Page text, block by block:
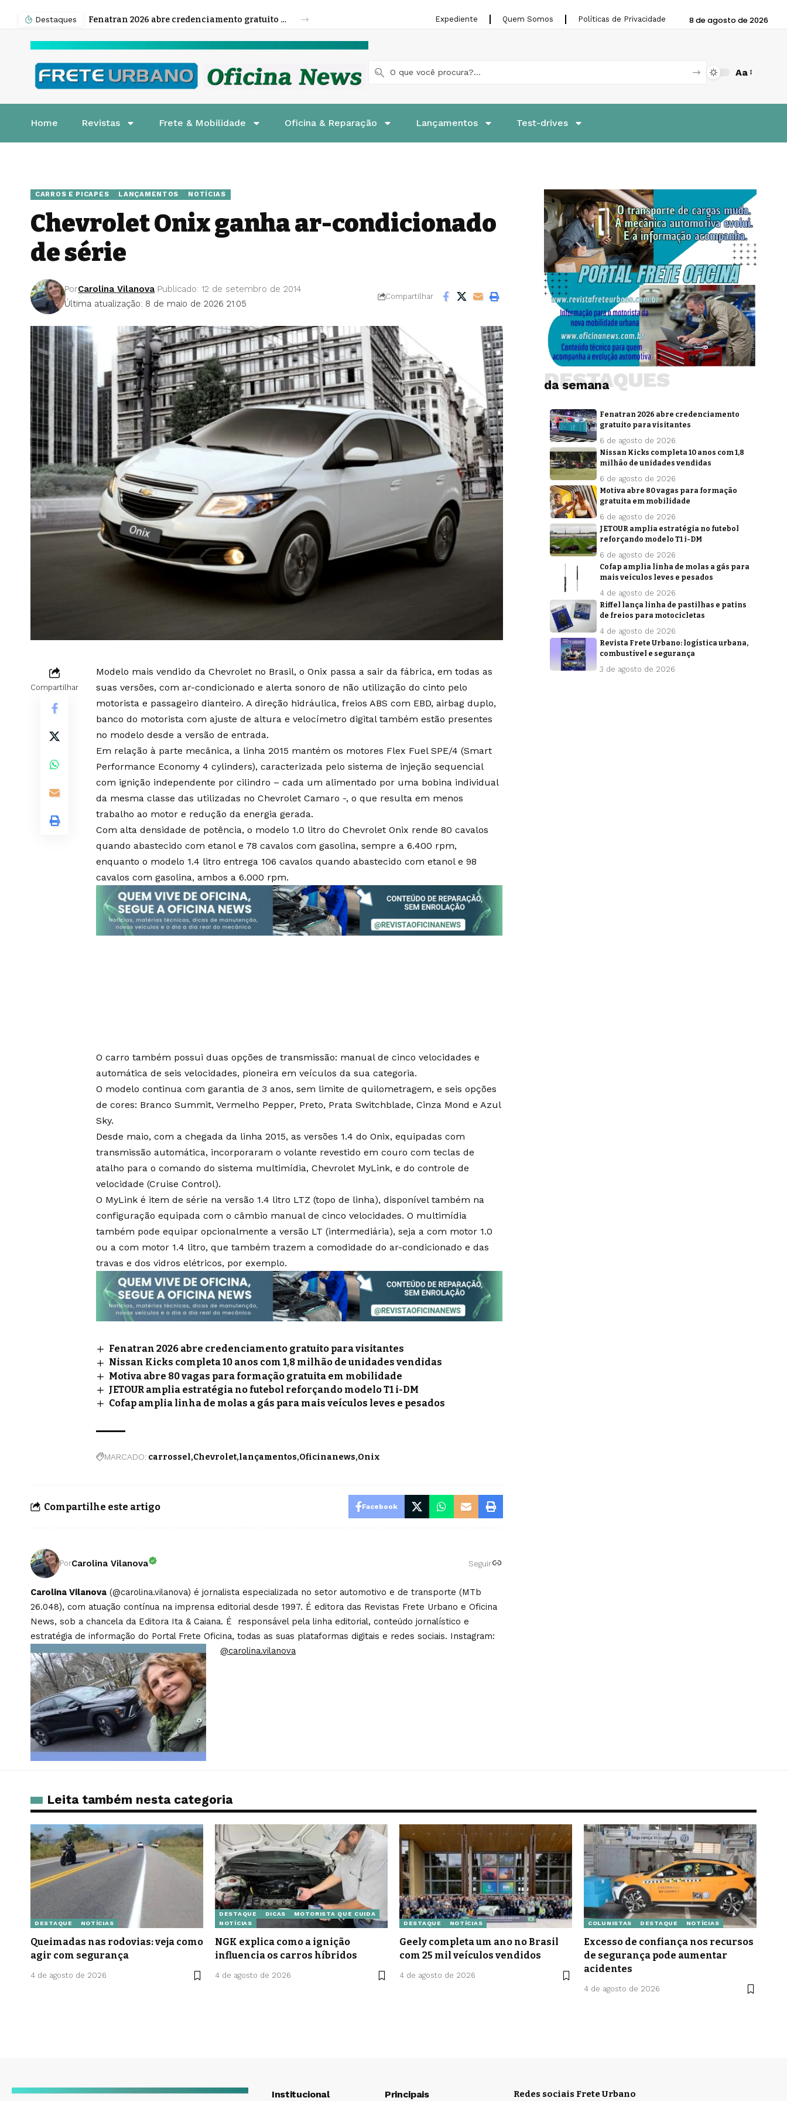
Destaques Fenatran 2026 abre credenciamento gratuito para visitantes Expediente Quem Somos Políticas de Privacidade 8 de agosto de 2026
Aa
Home Revistas Frete & Mobilidade Oficina & Reparação Lançamentos Test-drives
CARROS E PICAPES LANÇAMENTOS NOTÍCIAS
Chevrolet Onix ganha ar-condicionado
de série
Última atualização: 8 de maio de 2026 21:05
PorCarolina Vilanova Publicado: 12 de setembro de 2014
Compartilhar
Compartilhar
Modelo mais vendido da Chevrolet no Brasil, o Onix passa a sair da fábrica, em todas as
suas versões, com ar-condicionado e alerta sonoro de não utilização do cinto pelo
motorista e passageiro dianteiro. A direção hidráulica, freios ABS com EBD, airbag duplo,
banco do motorista com ajuste de altura e velocímetro digital também estão presentes
no modelo desde a versão de entrada.
Em relação à parte mecânica, a linha 2015 mantém os motores Flex Fuel SPE/4 (Smart
Performance Economy 4 cylinders), caracterizada pelo sistema de injeção sequencial
com ignição independente por cilindro – cada um alimentado por uma bobina individual
da mesma classe das utilizadas no Chevrolet Camaro -, o que resulta em menos
trabalho ao motor e redução da energia gerada.
Com alta densidade de potência, o modelo 1.0 litro do Chevrolet Onix rende 80 cavalos
quando abastecido com etanol e 78 cavalos com gasolina, sempre a 6.400 rpm,
enquanto o modelo 1.4 litro entrega 106 cavalos quando abastecido com etanol e 98
cavalos com gasolina, ambos a 6.000 rpm.
O carro também possui duas opções de transmissão: manual de cinco velocidades e
automática de seis velocidades, pioneira em veículos da sua categoria.
O modelo continua com garantia de 3 anos, sem limite de quilometragem, e seis opções
de cores: Branco Summit, Vermelho Pepper, Preto, Prata Switchblade, Cinza Mond e Azul
Sky.
Desde maio, com a chegada da linha 2015, as versões 1.4 do Onix, equipadas com
transmissão automática, incorporaram o volante revestido em couro com teclas de
atalho para o comando do sistema multimídia, Chevrolet MyLink, e do controle de
velocidade (Cruise Control).
O MyLink é item de série na versão 1.4 litro LTZ (topo de linha), disponível também na
configuração equipada com o câmbio manual de cinco velocidades. O multimídia
também pode equipar opcionalmente a versão LT (intermediária), seja a com motor 1.0
ou a com motor 1.4 litro, que também trazem a comodidade do ar-condicionado e das
travas e dos vidros elétricos, por exemplo.
Fenatran 2026 abre credenciamento gratuito para visitantes
Nissan Kicks completa 10 anos com 1,8 milhão de unidades vendidas
Motiva abre 80 vagas para formação gratuita em mobilidade
JETOUR amplia estratégia no futebol reforçando modelo T1 i-DM
Cofap amplia linha de molas a gás para mais veículos leves e pesados
MARCADO: carrossel Chevrolet lançamentos Oficinanews Onix
Compartilhe este artigo Facebook
PorCarolina Vilanova Seguir
Carolina Vilanova (@carolina.vilanova) é jornalista especializada no setor automotivo e de transporte (MTb
26.048), com atuação contínua na imprensa editorial desde 1997. É editora das Revistas Frete Urbano e Oficina
News, sob a chancela da Editora Ita & Caiana. É responsável pela linha editorial, conteúdo jornalístico e
estratégia de informação do Portal Frete Oficina, todas as suas plataformas digitais e redes sociais. Instagram:
@carolina.vilanova
da semana
DESTAQUES
Fenatran 2026 abre credenciamento
gratuito para visitantes
6 de agosto de 2026
Nissan Kicks completa 10 anos com 1,8
milhão de unidades vendidas
6 de agosto de 2026
Motiva abre 80 vagas para formação
gratuita em mobilidade
6 de agosto de 2026
JETOUR amplia estratégia no futebol
reforçando modelo T1 i-DM
6 de agosto de 2026
Cofap amplia linha de molas a gás para
mais veículos leves e pesados
4 de agosto de 2026
Riffel lança linha de pastilhas e patins
de freios para motocicletas
4 de agosto de 2026
Revista Frete Urbano: logística urbana,
combustível e segurança
3 de agosto de 2026
Leita também nesta categoria
DESTAQUE NOTÍCIAS
Queimadas nas rodovias: veja como
agir com segurança
4 de agosto de 2026
DESTAQUE DICAS
MOTORISTA QUE CUIDA
NOTÍCIAS
NGK explica como a ignição
influencia os carros híbridos
4 de agosto de 2026
DESTAQUE NOTÍCIAS
Geely completa um ano no Brasil
com 25 mil veículos vendidos
4 de agosto de 2026
COLUNISTAS DESTAQUE NOTÍCIAS
Excesso de confiança nos recursos
de segurança pode aumentar
acidentes
4 de agosto de 2026
Institucional Principais Redes sociais Frete Urbano